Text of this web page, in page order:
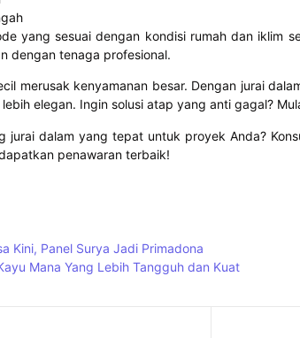
yang sesuai dengan kondisi rumah dan iklim
dengan tenaga profesional.
merusak kenyamanan besar. Dengan jurai
elegan. Ingin solusi atap yang anti gagal?
jurai dalam yang tepat untuk proyek Anda?
penawaran terbaik!
Kini, Panel Surya Jadi Primadona
Mana Yang Lebih Tangguh dan Kuat